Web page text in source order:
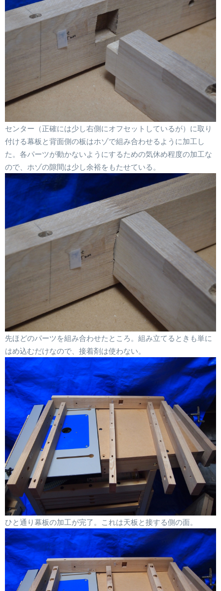
センター（正確には少し右側にオフセットしているが）に取り
付ける幕板と背面側の板はホゾで組み合わせるように加工し
た。各パーツが動かないようにするための気休め程度の加工な
ので、ホゾの隙間は少し余裕をもたせている。
先ほどのパーツを組み合わせたところ。組み立てるときも単に
はめ込むだけなので、接着剤は使わない。
ひと通り幕板の加工が完了。これは天板と接する側の面。